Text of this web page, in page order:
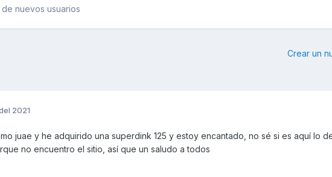
nuevos usuarios
Crear un
2021
juae y he adquirido una superdink 125 y estoy encantado, no sé si es aquí lo
no encuentro el sitio, así que un saludo a todos